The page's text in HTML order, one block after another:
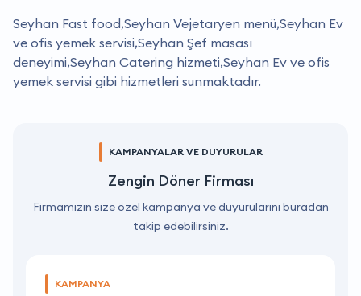
Seyhan Fast food,Seyhan Vejetaryen menü,Seyhan Ev
ve ofis yemek servisi,Seyhan Şef masası
deneyimi,Seyhan Catering hizmeti,Seyhan Ev ve ofis
yemek servisi gibi hizmetleri sunmaktadır.
KAMPANYALAR VE DUYURULAR
Zengin Döner Firması
Firmamızın size özel kampanya ve duyurularını buradan
takip edebilirsiniz.
KAMPANYA